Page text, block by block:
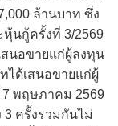
ล้านบาท ซึ่ง
หุ้นกู้ครั้งที่ 3/2569
สนอขายแก่ผู้ลงทุน
ได้เสนอขายแก่ผู้
พฤษภาคม 2569
ครั้งรวมกันไม่